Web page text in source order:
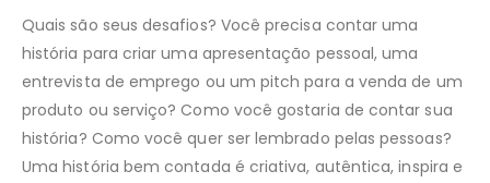
Quais são seus desafios? Você precisa contar uma
história para criar uma apresentação pessoal, uma
entrevista de emprego ou um pitch para a venda de um
produto ou serviço? Como você gostaria de contar sua
história? Como você quer ser lembrado pelas pessoas?
Uma história bem contada é criativa, autêntica, inspira e